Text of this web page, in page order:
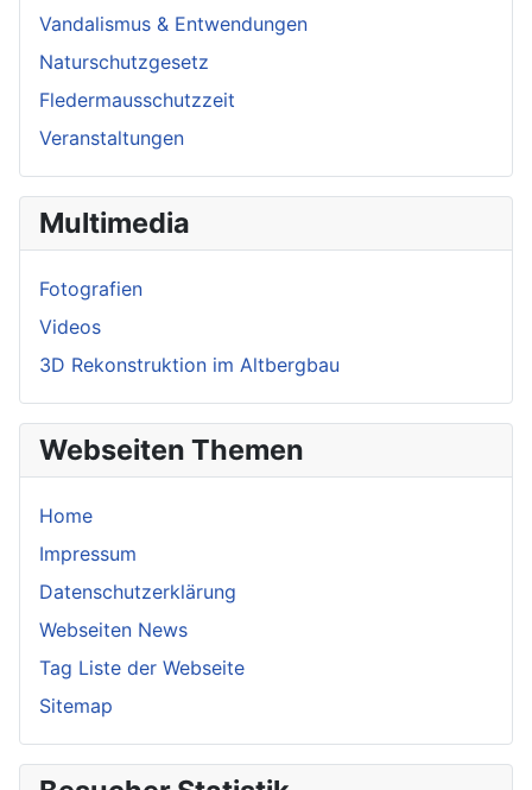
Vandalismus & Entwendungen
Naturschutzgesetz
Fledermausschutzzeit
Veranstaltungen
Multimedia
Fotografien
Videos
3D Rekonstruktion im Altbergbau
Webseiten Themen
Home
Impressum
Datenschutzerklärung
Webseiten News
Tag Liste der Webseite
Sitemap